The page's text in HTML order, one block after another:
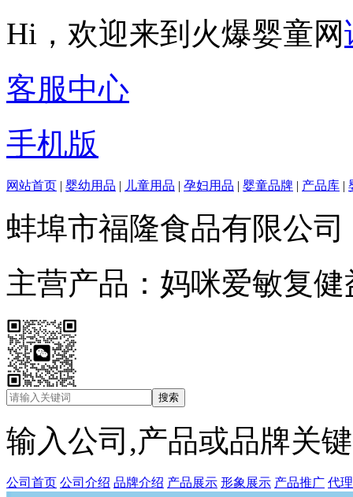
Hi，欢迎来到火爆婴童网
客服中心
手机版
网站首页 | 婴幼用品 | 儿童用品 | 孕妇用品 | 婴童品牌 | 产品库 |
蚌埠市福隆食品有限公司
主营产品：妈咪爱敏复
输入公司,产品或品牌关
公司首页 公司介绍 品牌介绍 产品展示 形象展示 产品推广 代